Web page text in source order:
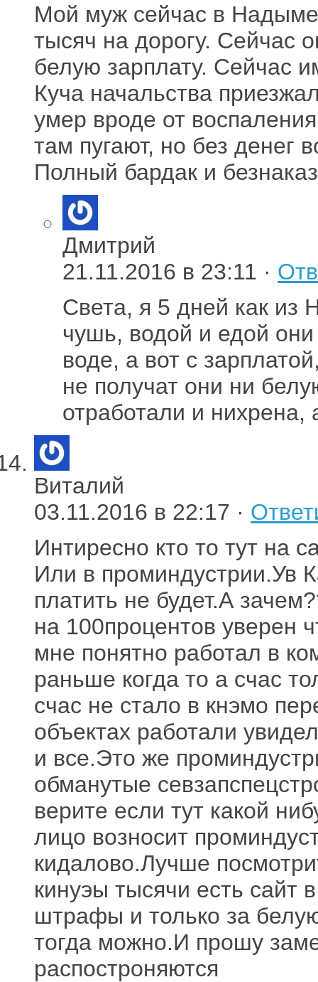
Мой муж сейчас в
тысяч на дорогу. Сейчас
белую зарплату. Сейчас
Куча начальства
умер вроде от
там пугают, но без денег
Полный бардак и
Дмитрий
21.11.2016 в 23:11 ·
Света, я 5 дней как из
чушь, водой и едой
воде, а вот с
не получат они ни
отработали и нихрена,
Виталий
03.11.2016 в 22:17 ·
Интиресно кто то тут на
Или в проминдустрии.Ув
платить не будет.А
на 100процентов уверен
мне понятно работал в
раньше когда то а счас
счас не стало в кнэмо
объектах работали
и все.Это же
обманутые
верите если тут какой
лицо возносит
кидалово.Лучше
кинуэы тысячи есть сайт
штрафы и только за
тогда можно.И прошу
распостроняются